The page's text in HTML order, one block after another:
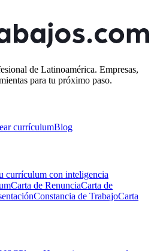
de Latinoamérica. Empresas,
para tu próximo paso.
currículumBlog
currículum con inteligencia
Carta de RenunciaCarta de
Constancia de TrabajoCarta